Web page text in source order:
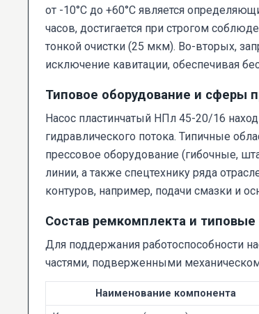
от -10°C до +60°C является
часов, достигается при строгом
тонкой очистки (25 мкм). Во-вторых,
исключение кавитации, обеспечивая
Типовое оборудование и сферы
Насос пластинчатый НПл 45-20/16
гидравлического потока. Типичные
прессовое оборудование (гибочные,
линии, а также спецтехнику ряда
контуров, например, подачи смазки и
Состав ремкомплекта и
Для поддержания работоспособности
частями, подверженными
Наименование компонента